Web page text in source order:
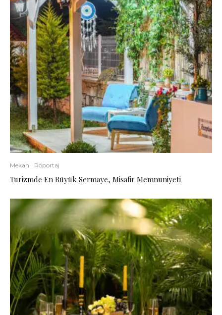
Mekan Röportaj
Turizmde En Büyük Sermaye, Misafir Memnuniyeti